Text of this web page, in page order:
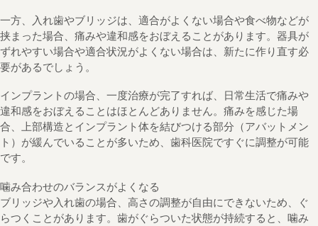
一方、入れ歯やブリッジは、適合がよくない場合や食べ物などが
挟まった場合、痛みや違和感をおぼえることがあります。器具が
ずれやすい場合や適合状況がよくない場合は、新たに作り直す必
要があるでしょう。
インプラントの場合、一度治療が完了すれば、日常生活で痛みや
違和感をおぼえることはほとんどありません。痛みを感じた場
合、上部構造とインプラント体を結びつける部分（アバットメン
ト）が緩んでいることが多いため、歯科医院ですぐに調整が可能
です。
噛み合わせのバランスがよくなる
ブリッジや入れ歯の場合、高さの調整が自由にできないため、ぐ
らつくことがあります。歯がぐらついた状態が持続すると、噛み